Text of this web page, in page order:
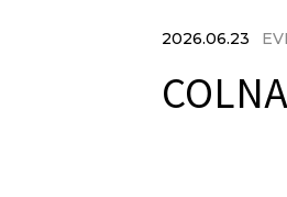
2026.06.23